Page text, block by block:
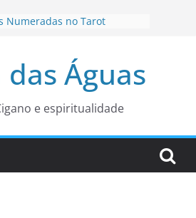
Numeradas no Tarot
fase
no Tarot
da Corte no TarotÁguas
e espiritualidade